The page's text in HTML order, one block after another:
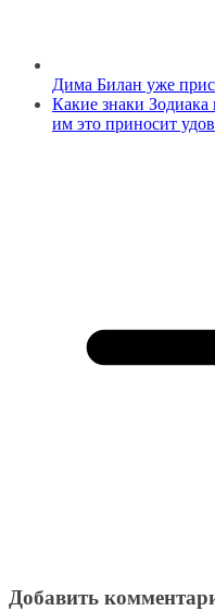
Дима Билан уже
Какие знаки Зодиака
им это приносит
Добавить